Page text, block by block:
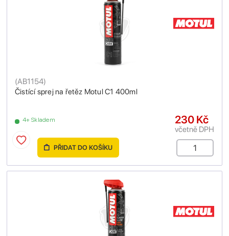
Čistící sprej na řetěz Motul C1 400ml
(AB1154)
4+ Skladem 230 Kč
včetně DPH
PŘIDAT DO KOŠÍKU